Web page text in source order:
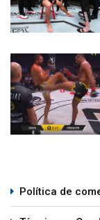
Política de